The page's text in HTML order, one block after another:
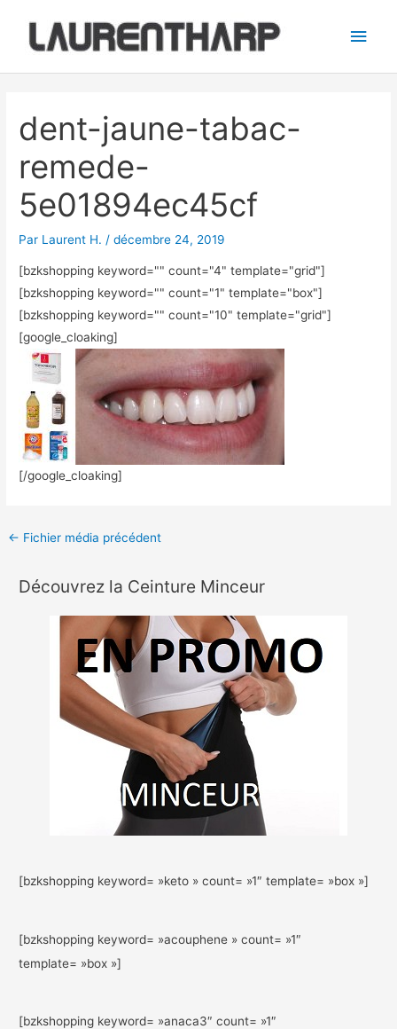
contenu
dent-jaune-tabac-
remede-
5e01894ec45cf
Par Laurent H. /décembre 24, 2019
[bzkshopping keyword="" count="4" template="grid"]
[bzkshopping keyword="" count="1" template="box"]
[bzkshopping keyword="" count="10" template="grid"]
[google_cloaking]
[/google_cloaking]
articles
← Fichier média précédent
Découvrez la Ceinture Minceur
[bzkshopping keyword= »keto » count= »1″ template= »box »]
[bzkshopping keyword= »acouphene » count= »1″
template= »box »]
[bzkshopping keyword= »anaca3″ count= »1″